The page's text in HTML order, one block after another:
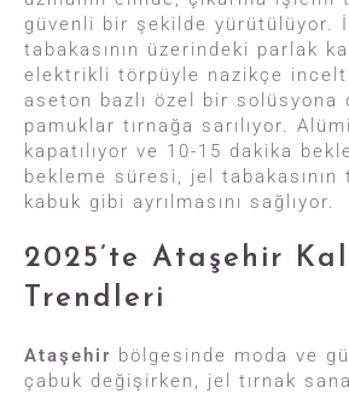
güvenli bir şekilde yürütülüyor.
tabakasının üzerindeki parlak
elektrikli törpüyle nazikçe
aseton bazlı özel bir solüsyona
pamuklar tırnağa sarılıyor.
kapatılıyor ve 10-15 dakika
bekleme süresi, jel tabakasının
kabuk gibi ayrılmasını sağlıyor.
2025’te Ataşehir
Trendleri
Ataşehir bölgesinde moda ve
çabuk değişirken, jel tırnak